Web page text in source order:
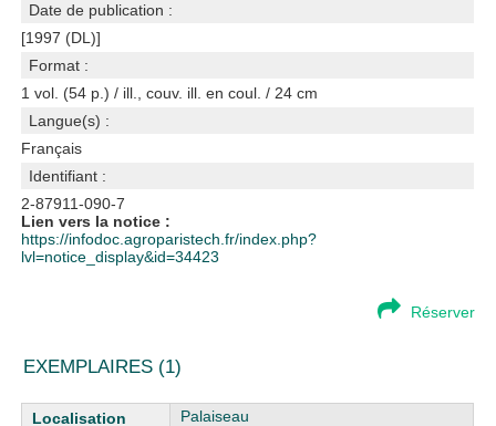
Date de publication :
[1997 (DL)]
Format :
1 vol. (54 p.) / ill., couv. ill. en coul. / 24 cm
Langue(s) :
Français
Identifiant :
2-87911-090-7
Lien vers la notice :
https://infodoc.agroparistech.fr/index.php?
lvl=notice_display&id=34423
Réserver
EXEMPLAIRES (1)
Liste des exemplaires Palaiseau